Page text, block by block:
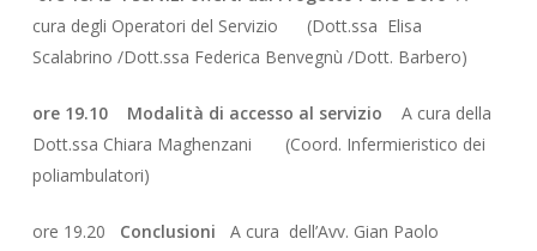
cura degli Operatori del Servizio (Dott.ssa Elisa
Scalabrino /Dott.ssa Federica Benvegnù /Dott. Barbero)
ore 19.10 Modalità di accesso al servizio A cura della
Dott.ssa Chiara Maghenzani (Coord. Infermieristico dei
poliambulatori)
ore 19.20 Conclusioni A cura dell’Avv. Gian Paolo